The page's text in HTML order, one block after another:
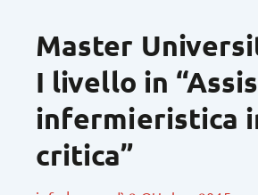
Master
I livello in
infermieristica
critica”